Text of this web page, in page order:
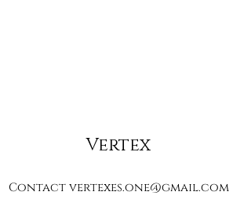
Vertex
Contactvertexes.one@gmail.com